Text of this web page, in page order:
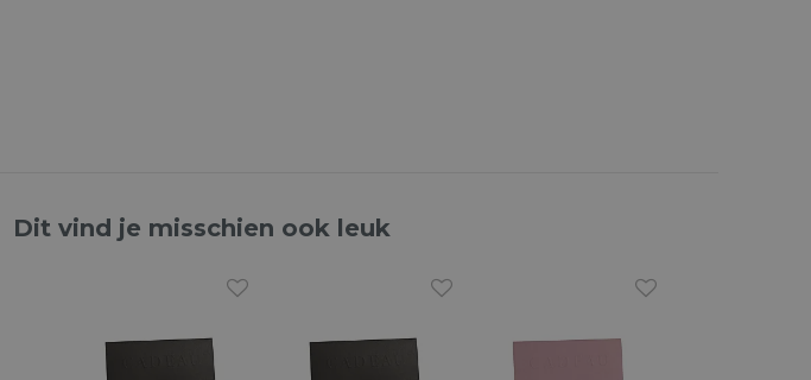
Dit vind je misschien ook leuk